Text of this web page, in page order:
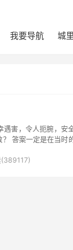
我要导航 城
遇害，令人扼腕，安
答案一定是在当时
(389117)